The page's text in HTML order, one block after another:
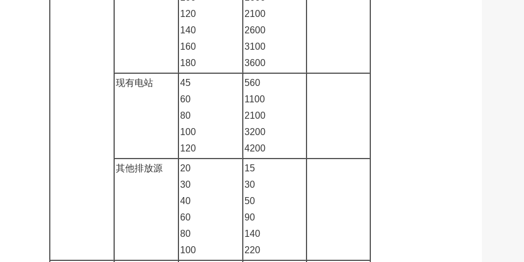
120
140
160
180
2100
2600
3100
3600
现有电站
45
60
80
100
120
560
1100
2100
3200
4200
其他排放源
20
30
40
60
80
100
15
30
50
90
140
220